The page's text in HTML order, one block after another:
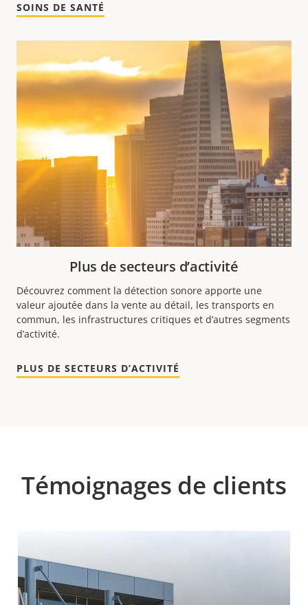
SOINS DE SANTÉ
Plus de secteurs d’activité
Découvrez comment la détection sonore apporte une
valeur ajoutée dans la vente au détail, les transports en
commun, les infrastructures critiques et d’autres segments
d’activité.
PLUS DE SECTEURS D’ACTIVITÉ
Témoignages de clients